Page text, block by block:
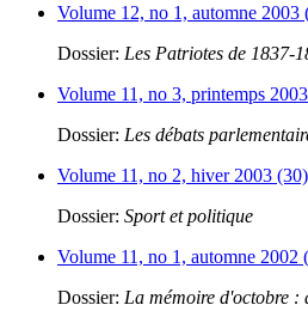
Volume 12, no 1, automne 2003
Dossier: Les Patriotes de 1837-
Volume 11, no 3, printemps
Dossier: Les débats
Volume 11, no 2, hiver 2003 (30)
Dossier: Sport et politique
Volume 11, no 1, automne 2002
Dossier: La mémoire d'octobre :